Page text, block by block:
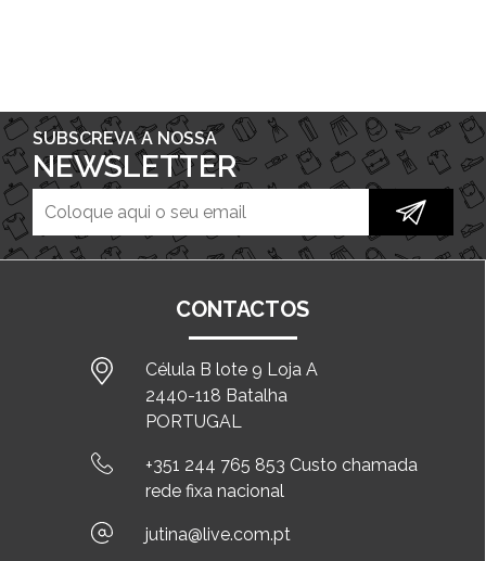
SUBSCREVA A NOSSA
NEWSLETTER
CONTACTOS
Célula B lote 9 Loja A
2440-118 Batalha
PORTUGAL
+351 244 765 853 Custo chamada
rede fixa nacional
jutina@live.com.pt